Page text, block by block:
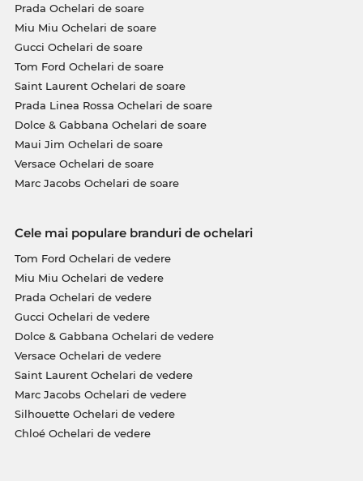
Prada Ochelari de soare
Miu Miu Ochelari de soare
Gucci Ochelari de soare
Tom Ford Ochelari de soare
Saint Laurent Ochelari de soare
Prada Linea Rossa Ochelari de soare
Dolce & Gabbana Ochelari de soare
Maui Jim Ochelari de soare
Versace Ochelari de soare
Marc Jacobs Ochelari de soare
Cele mai populare branduri de ochelari
Tom Ford Ochelari de vedere
Miu Miu Ochelari de vedere
Prada Ochelari de vedere
Gucci Ochelari de vedere
Dolce & Gabbana Ochelari de vedere
Versace Ochelari de vedere
Saint Laurent Ochelari de vedere
Marc Jacobs Ochelari de vedere
Silhouette Ochelari de vedere
Chloé Ochelari de vedere